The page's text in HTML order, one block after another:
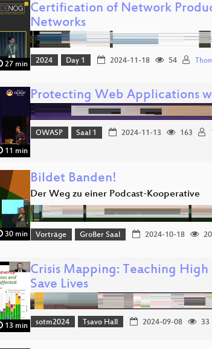
27 min
Certification of Network
Networks
2024 Day 1 2024-11-18 54
11 min
Protecting Web Applications
OWASP Saal 1 2024-11-13 163
30 min
Bildet Banden!
Der Weg zu einer Podcast-Kooperative
Vorträge Großer Saal 2024-10-18
13 min
Crisis Mapping: Teaching
Save Lives
sotm2024 Tsavo Hall 2024-09-08 33